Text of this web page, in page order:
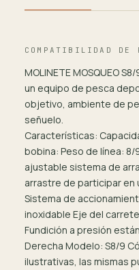
COMPATIBILIDAD DE
MOLINETE MOSQUEO
un equipo de pesca
objetivo, ambiente de
señuelo.
Características:
bobina: Peso de línea: 8/
ajustable sistema de
arrastre de participar en
Sistema de
inoxidable Eje del
Fundición a presión
Derecha Modelo: S8/9
ilustrativas, las mismas